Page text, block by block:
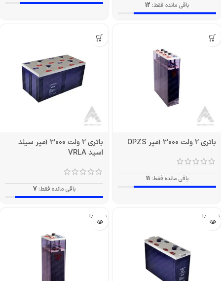
باقی مانده فقط: 12
باتری 2 ولت 3000 آمپر OPZS
باقی مانده فقط: 11
باتری 2 ولت 3000 آمپر سیلد
اسید VRLA
باقی مانده فقط: 7
تمام شد! تمام شد!